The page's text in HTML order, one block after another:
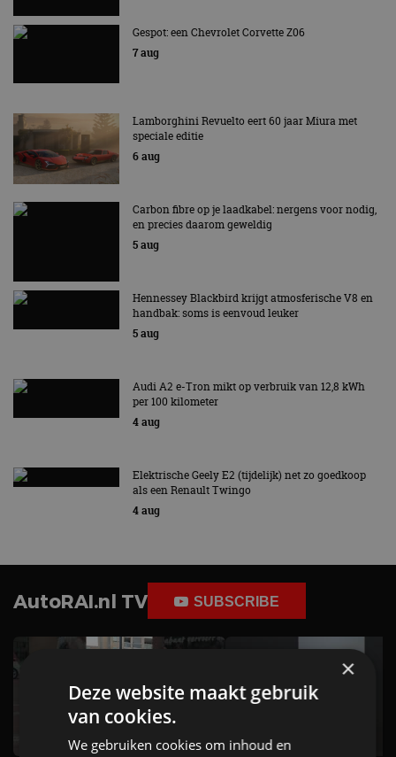
Gespot: een Chevrolet Corvette Z06
7 aug
Lamborghini Revuelto eert 60 jaar Miura met
speciale editie
6 aug
Carbon fibre op je laadkabel: nergens voor nodig,
en precies daarom geweldig
5 aug
Hennessey Blackbird krijgt atmosferische V8 en
handbak: soms is eenvoud leuker
5 aug
Audi A2 e-Tron mikt op verbruik van 12,8 kWh
per 100 kilometer
4 aug
Elektrische Geely E2 (tijdelijk) net zo goedkoop
als een Renault Twingo
4 aug
AutoRAI.nl TV SUBSCRIBE
×
Deze website maakt gebruik
van cookies.
We gebruiken cookies om inhoud en